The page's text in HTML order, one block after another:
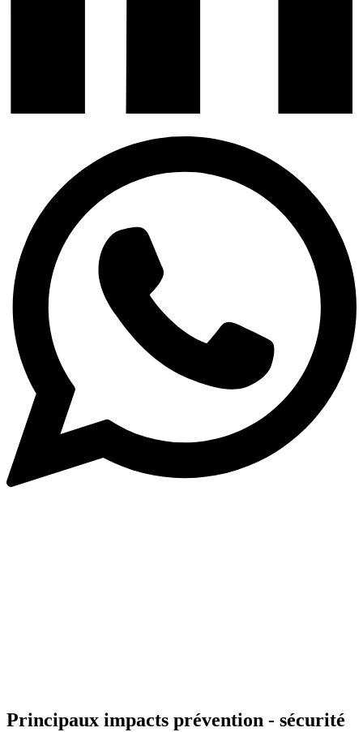
Principaux impacts prévention - sécurité